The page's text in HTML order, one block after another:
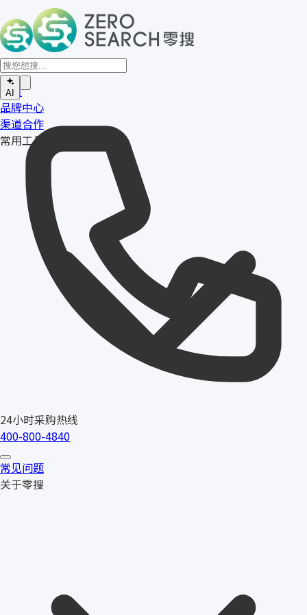
AI
24小时采购热线
400-800-4840
首页
品牌中心
渠道合作
常用工具
常见问题
关于零搜